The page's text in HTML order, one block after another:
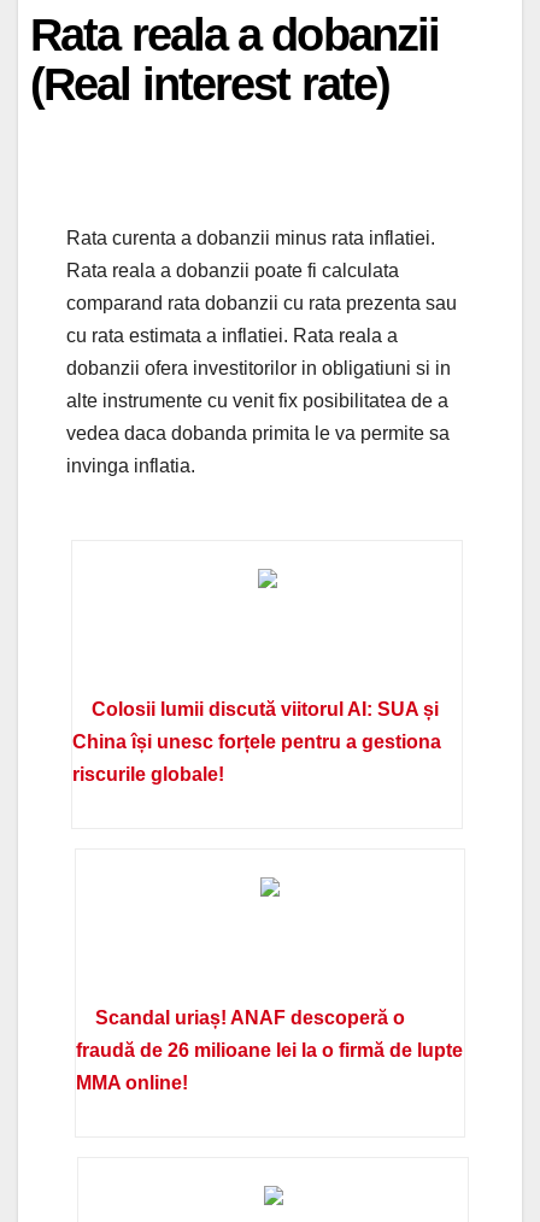
Rata reala a dobanzii
(Real interest rate)
Rata curenta a dobanzii minus rata inflatiei.
Rata reala a dobanzii poate fi calculata
comparand rata dobanzii cu rata prezenta sau
cu rata estimata a inflatiei. Rata reala a
dobanzii ofera investitorilor in obligatiuni si in
alte instrumente cu venit fix posibilitatea de a
vedea daca dobanda primita le va permite sa
invinga inflatia.
Colosii lumii discută viitorul AI: SUA și
China își unesc forțele pentru a gestiona
riscurile globale!
Scandal uriaș! ANAF descoperă o
fraudă de 26 milioane lei la o firmă de lupte
MMA online!